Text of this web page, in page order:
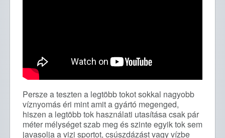
Persze a teszten a legtöbb tokot sokkal nagyobb
víznyomás éri mint amit a gyártó megenged,
hiszen a legtöbb tok használati utasítása csak pár
méter mélységet szab meg és szinte egyik tok sem
javasolja a vizi sportot, csúszdázást vagy vízbe